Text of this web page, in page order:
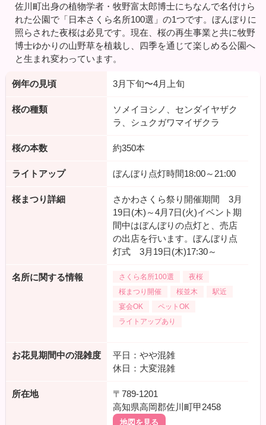
佐川町出身の植物学者・牧野富太郎博士にちなんで名付けら
れた公園で「日本さくら名所100選」の1つです。ぼんぼりに
照らされた夜桜は必見です。現在、桜の再生事業と共に牧野
博士ゆかりの山野草を植栽し、四季を通じて楽しめる公園へ
と生まれ変わっています。
例年の見頃 3月下旬〜4月上旬
桜の種類
ソメイヨシノ、センダイヤザク
ラ、シュクガワマイザクラ
桜の本数 約350本
ライトアップ ぼんぼり点灯時間18:00～21:00
桜まつり詳細
さかわさくら祭り開催期間 3月
19日(木)～4月7日(火)イベント期
間中はぼんぼりの点灯と、売店
の出店を行います。ぼんぼり点
灯式 3月19日(木)17:30～
名所に関する情報 さくら名所100選
夜桜
桜まつり開催
桜並木
駅近
宴会OK
ペットOK
ライトアップあり
お花見期間中の混雑度
平日：やや混雑
休日：大変混雑
所在地
〒789-1201
高知県高岡郡佐川町甲2458
地図を見る